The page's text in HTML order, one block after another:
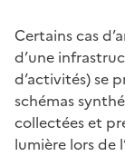
Certains cas
d’une
d’activités) se
schémas
collectées et
lumière lors de